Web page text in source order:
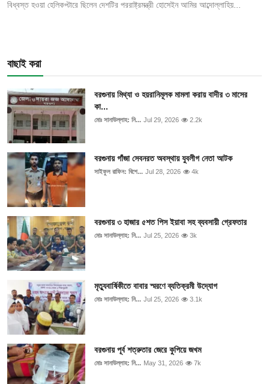
বিধ্বস্ত হওয়া হেলিকপ্টারে ছিলেন দেশটির পররাষ্ট্রমন্ত্রী হোসেইন আমির আব্দোল্লাহিয়...
বাছাই করা
বরগুনায় মিথ্যা ও হয়রানিমূলক মামলা করায় বাদীর ৩ মাসের
কা...
মোঃ সানাউল্লাহ: নি... Jul 29, 2026 2.2k
বরগুনায় গাঁজা সেবনরত অবস্থায় যুবলীগ নেতা আটক
সাইফুল রাফিন: বিশে... Jul 28, 2026 4k
বরগুনায় ৩ হাজার ৫শত পিস ইয়াবা সহ ব্যবসায়ী গ্রেফতার
মোঃ সানাউল্লাহ: নি... Jul 25, 2026 3k
মৃত্যুবার্ষিকীতে বাবার স্মরণে ব্যতিক্রমী উদ্যোগ
মোঃ সানাউল্লাহ: নি... Jul 25, 2026 3.1k
বরগুনায় পূর্ব শত্রুতার জেরে কুপিয়ে জখম
মোঃ সানাউল্লাহ: নি... May 31, 2026 7k